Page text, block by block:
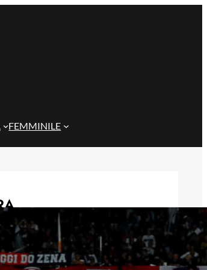
FEMMINILE
Scontri tra tifoserie a Genova:
spranghe e bastoni nei vicoli prima
Spagnolo